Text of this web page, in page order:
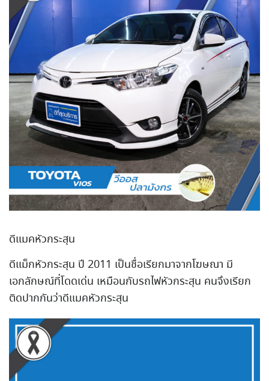
ดีแมคหัวกระสุน
ดีแม็กหัวกระสุน ปี 2011 เป็นชื่อเรียกมาจากโฆษณา มี
เอกลักษณ์ที่โดดเด่น เหมือนกับรถไฟหัวกระสุน คนจึงเรียก
ติดปากกันว่าดีแมคหัวกระสุน